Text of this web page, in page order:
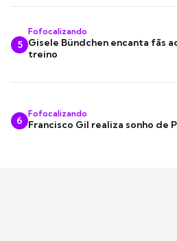
5
Fofocalizando
Gisele Bündchen encanta fãs
treino
6
Fofocalizando
Francisco Gil realiza sonho de